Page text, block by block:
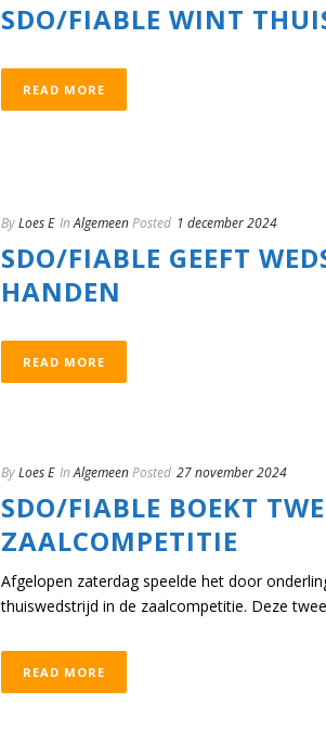
SDO/FIABLE WINT
READ MORE
ByLoes E InAlgemeenPosted 1 december 2024
SDO/FIABLE GEEFT
HANDEN
READ MORE
ByLoes E InAlgemeenPosted 27 november 2024
SDO/FIABLE BOEKT
ZAALCOMPETITIE
Afgelopen zaterdag speelde het door
thuiswedstrijd in de zaalcompetitie. Deze
READ MORE